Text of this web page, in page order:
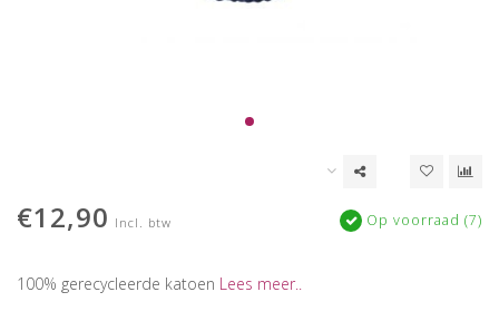
€12,90 Incl. btw Op voorraad (7)
100% gerecycleerde katoen Lees meer..